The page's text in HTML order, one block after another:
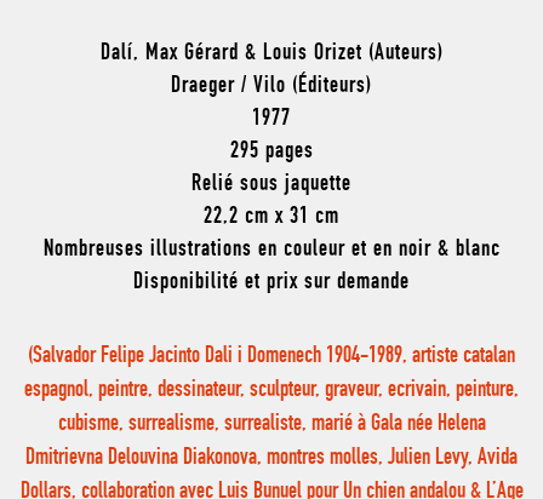
Dalí, Max Gérard & Louis Orizet (Auteurs)
Draeger / Vilo (Éditeurs)
1977
295 pages
Relié sous jaquette
22,2 cm x 31 cm
Nombreuses illustrations en couleur et en noir & blanc
Disponibilité et prix sur demande
(Salvador Felipe Jacinto Dali i Domenech 1904-1989, artiste catalan
espagnol, peintre, dessinateur, sculpteur, graveur, ecrivain, peinture,
cubisme, surrealisme, surrealiste, marié à Gala née Helena
Dmitrievna Delouvina Diakonova, montres molles, Julien Levy, Avida
Dollars, collaboration avec Luis Bunuel pour Un chien andalou & L’Age